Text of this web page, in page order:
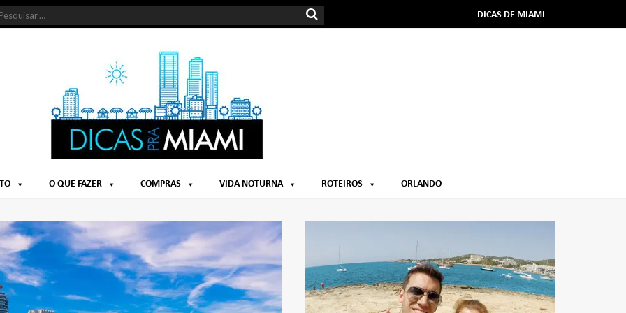
DICAS DE MIAMI
O QUE FAZER COMPRAS VIDA NOTURNA ROTEIROS ORLANDO